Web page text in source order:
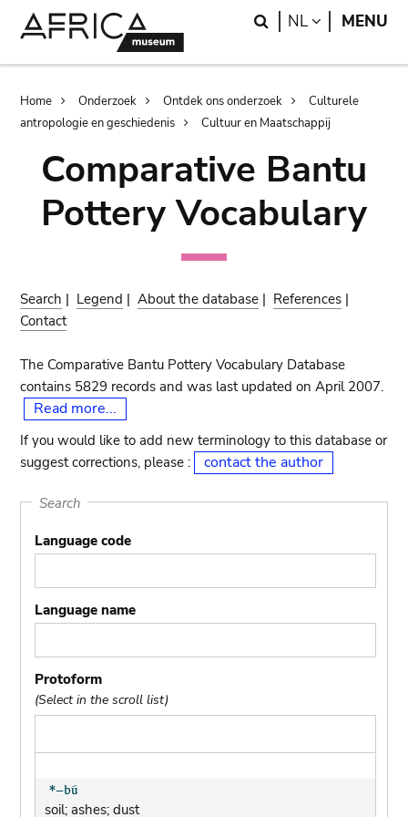
Search
NL LANGUAGE
MENU
Breadcrumb
Home Onderzoek Ontdek ons onderzoek
Culturele
antropologie en geschiedenis
Cultuur en Maatschappij
Comparative Bantu
Pottery Vocabulary
Search | Legend |About the database | References |
Contact
The Comparative Bantu Pottery Vocabulary Database
contains 5829 records and was last updated on April 2007.
Read more...
If you would like to add new terminology to this database or
suggest corrections, please :
contact the author
Search
Language code
Language name
Protoform
(Select in the scroll list)
soil; ashes; dust